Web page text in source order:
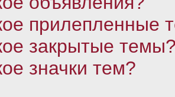
прилепленные
закрытые
значки тем?